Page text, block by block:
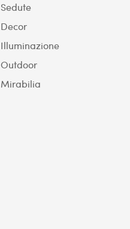
Sedute
Decor
Illuminazione
Outdoor
Mirabilia